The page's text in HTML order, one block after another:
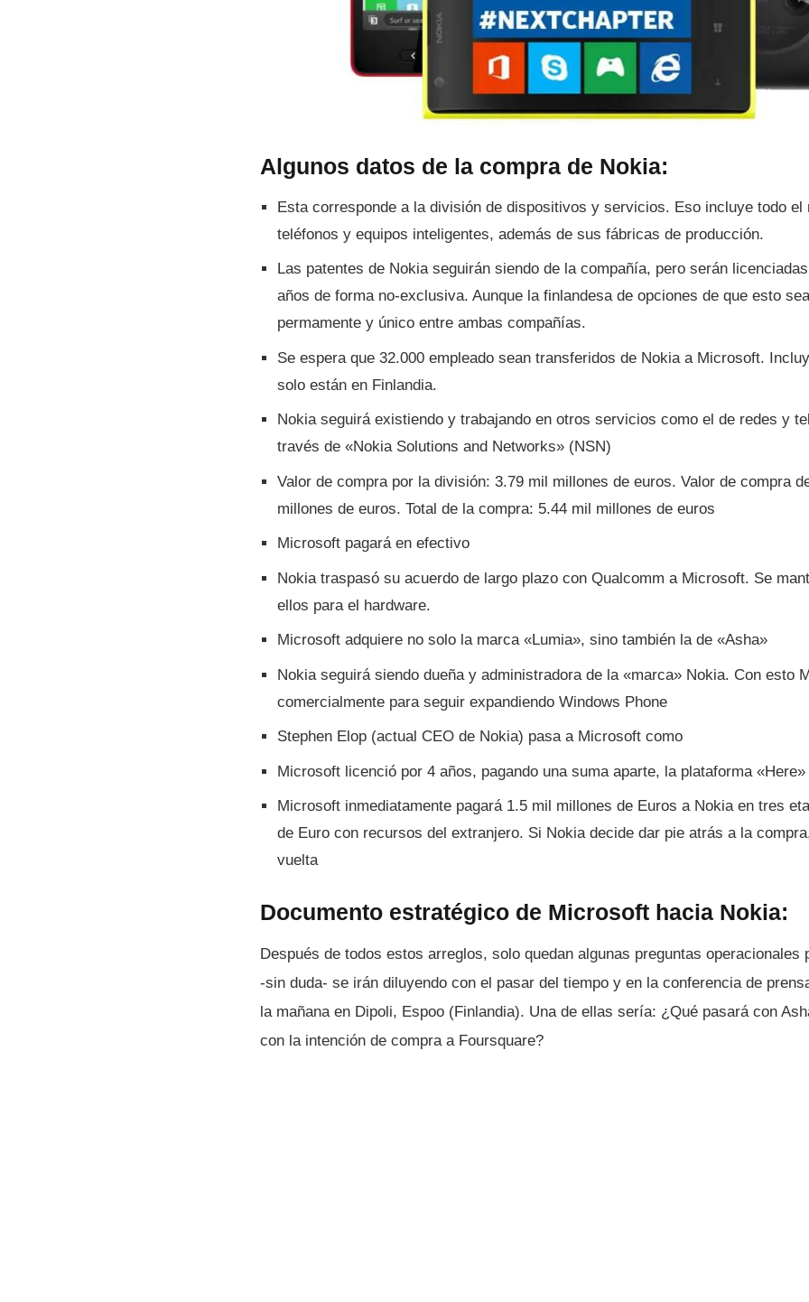
Algunos datos de la compra de Nokia:
Esta corresponde a la división de dispositivos y servicios. Eso incluye todo el
teléfonos y equipos inteligentes, además de sus fábricas de producción.
Las patentes de Nokia seguirán siendo de la compañí­a, pero serán
años de forma no-exclusiva. Aunque la finlandesa de opciones de que esto
permamente y único entre ambas compañí­as.
Se espera que 32.000 empleado sean transferidos de Nokia a Microsoft.
solo están en Finlandia.
Nokia seguirá existiendo y trabajando en otros servicios como el de redes y
través de «Nokia Solutions and Networks» (NSN)
Valor de compra por la división: 3.79 mil millones de euros. Valor de compra
millones de euros. Total de la compra: 5.44 mil millones de euros
Microsoft pagará en efectivo
Nokia traspasó su acuerdo de largo plazo con Qualcomm a Microsoft. Se
ellos para el hardware.
Microsoft adquiere no solo la marca «Lumia», sino también la de «Asha»
Nokia seguirá siendo dueña y administradora de la «marca» Nokia. Con esto
comercialmente para seguir expandiendo Windows Phone
Stephen Elop (actual CEO de Nokia) pasa a Microsoft como
Microsoft licenció por 4 años, pagando una suma aparte, la plataforma «Here»
Microsoft inmediatamente pagará 1.5 mil millones de Euros a Nokia en tres
de Euro con recursos del extranjero. Si Nokia decide dar pie atrás a la
vuelta
Documento estratégico de Microsoft hacia Nokia:
Después de todos estos arreglos, solo quedan algunas preguntas operacionales
-sin duda- se irán diluyendo con el pasar del tiempo y en la conferencia de
la mañana en Dipoli, Espoo (Finlandia). Una de ellas serí­a: ¿Qué pasará con
con la intención de compra a Foursquare?